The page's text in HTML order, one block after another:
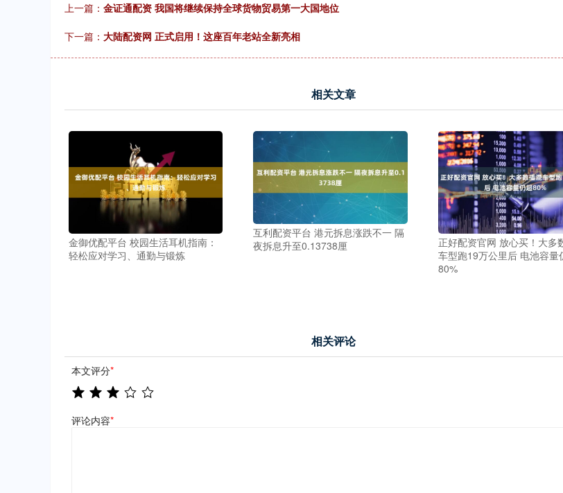
上一篇： 金证通配资 我国将继续保持全球货物贸易第一大国地位
下一篇： 大陆配资网 正式启用！这座百年老站全新亮相
相关文章
金御优配平台 校园生活耳机指南：
轻松应对学习、通勤与锻炼
互利配资平台 港元拆息涨跌不一 隔
夜拆息升至0.13738厘
正好配资官网 放心买！大多
车型跑19万公里后 电池容量
80%
相关评论
本文评分*
评论内容*